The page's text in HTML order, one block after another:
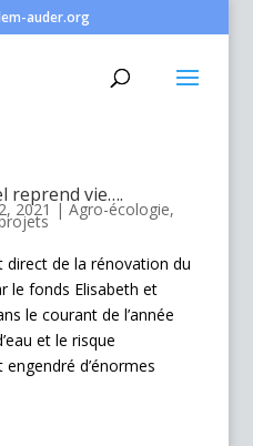
auder.org
reprend vie….
2021 | Agro-écologie,
de la rénovation du
le fonds Elisabeth et
le courant de l’année
et le risque
d’énormes